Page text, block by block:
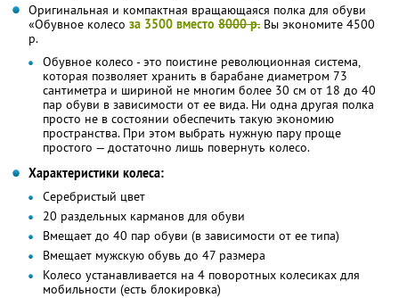
Оригинальная и компактная вращающаяся полка для обуви
«Обувное колесо за 3500 вместо 8000 р. Вы экономите 4500
р.
Обувное колесо - это поистине революционная система,
которая позволяет хранить в барабане диаметром 73
сантиметра и шириной не многим более 30 см от 18 до 40
пар обуви в зависимости от ее вида. Ни одна другая полка
просто не в состоянии обеспечить такую экономию
пространства. При этом выбрать нужную пару проще
простого — достаточно лишь повернуть колесо.
Характеристики колеса:
Серебристый цвет
20 раздельных карманов для обуви
Вмещает до 40 пар обуви (в зависимости от ее типа)
Вмещает мужскую обувь до 47 размера
Колесо устанавливается на 4 поворотных колесиках для
мобильности (есть блокировка)